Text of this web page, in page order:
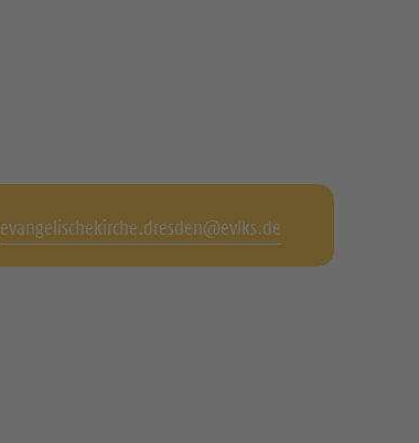
evangelischekirche.dresden@evlks.de